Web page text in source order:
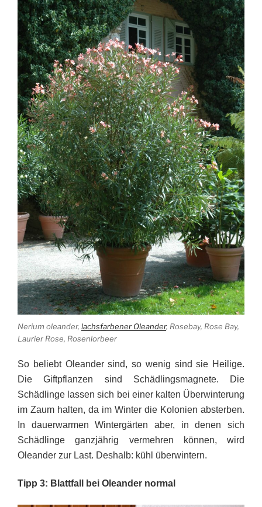
Nerium oleander, lachsfarbener Oleander, Rosebay, Rose Bay,
Laurier Rose, Rosenlorbeer
So beliebt Oleander sind, so wenig sind sie Heilige.
Die Giftpflanzen sind Schädlingsmagnete. Die
Schädlinge lassen sich bei einer kalten Überwinterung
im Zaum halten, da im Winter die Kolonien absterben.
In dauerwarmen Wintergärten aber, in denen sich
Schädlinge ganzjährig vermehren können, wird
Oleander zur Last. Deshalb: kühl überwintern.
Tipp 3: Blattfall bei Oleander normal